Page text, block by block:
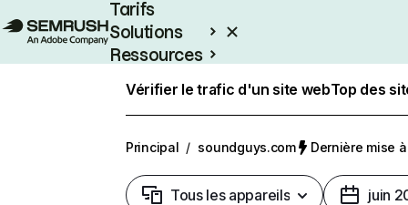
Tarifs
Solutions
Ressources
Vérifier le trafic d'un site webTop des
Principal / soundguys.com Dernière mise
Tous les appareils juin